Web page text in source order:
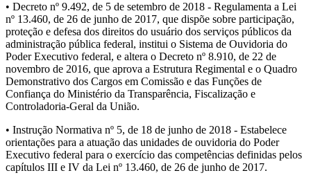
• Decreto nº 9.492, de 5 de setembro de 2018 - Regulamenta a Lei
nº 13.460, de 26 de junho de 2017, que dispõe sobre participação,
proteção e defesa dos direitos do usuário dos serviços públicos da
administração pública federal, institui o Sistema de Ouvidoria do
Poder Executivo federal, e altera o Decreto nº 8.910, de 22 de
novembro de 2016, que aprova a Estrutura Regimental e o Quadro
Demonstrativo dos Cargos em Comissão e das Funções de
Confiança do Ministério da Transparência, Fiscalização e
Controladoria-Geral da União.
• Instrução Normativa nº 5, de 18 de junho de 2018 - Estabelece
orientações para a atuação das unidades de ouvidoria do Poder
Executivo federal para o exercício das competências definidas pelos
capítulos III e IV da Lei nº 13.460, de 26 de junho de 2017.